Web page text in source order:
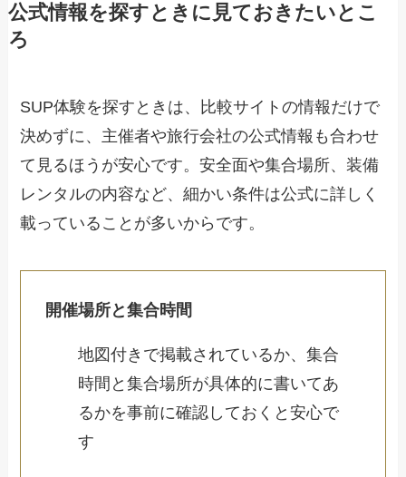
公式情報を探すときに見ておきたいとこ
ろ
SUP体験を探すときは、比較サイトの情報だけで
決めずに、主催者や旅行会社の公式情報も合わせ
て見るほうが安心です。安全面や集合場所、装備
レンタルの内容など、細かい条件は公式に詳しく
載っていることが多いからです。
開催場所と集合時間
地図付きで掲載されているか、集合
時間と集合場所が具体的に書いてあ
るかを事前に確認しておくと安心で
す